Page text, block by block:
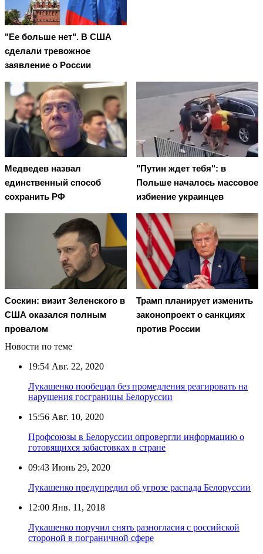
"Ее больше нет". В США
сделали тревожное
заявление о России
Медведев назвал
единственный способ
сохранить РФ
"Путин ждет тебя": в
Польше началось массовое
избиение украинцев
Соскин: визит Зеленского в
США оказался полным
провалом
Трамп планирует изменить
законопроект о санкциях
против России
Новости по теме
19:54 Авг. 22, 2020
Лукашенко пообещал без промедления реагировать на
нарушения госграницы Белоруссии
15:56 Авг. 10, 2020
Профсоюзы в Белоруссии опровергли информацию о
готовящихся забастовках в стране
09:43 Июнь 29, 2020
Лукашенко предупредил об угрозе распада Белоруссии
12:00 Янв. 11, 2018
Лукашенко поручил снять разногласия с российской
стороной в пограничной сфере